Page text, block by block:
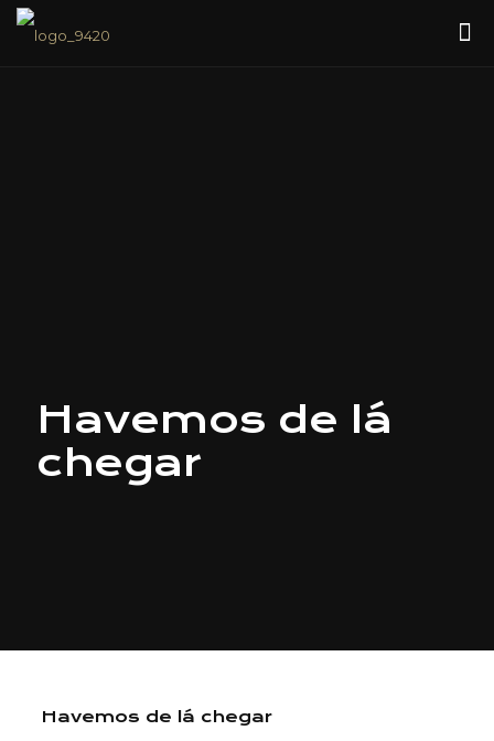
Havemos de lá
chegar
Havemos de lá chegar